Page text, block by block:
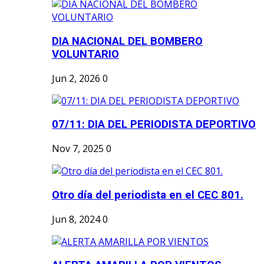
DIA NACIONAL DEL BOMBERO
VOLUNTARIO
Jun 2, 2026 0
07/11: DIA DEL PERIODISTA DEPORTIVO
Nov 7, 2025 0
Otro día del periodista en el CEC 801.
Jun 8, 20240